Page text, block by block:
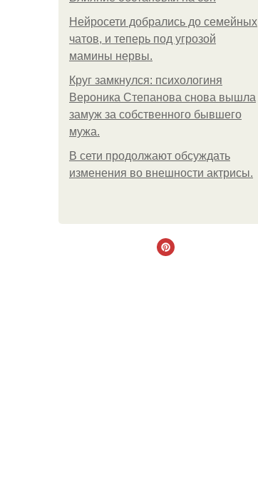
Нейросети добрались до семейных
чатов, и теперь под угрозой
мамины нервы.
Круг замкнулся: психологиня
Вероника Степанова снова вышла
замуж за собственного бывшего
мужа.
В сети продолжают обсуждать
изменения во внешности актрисы.